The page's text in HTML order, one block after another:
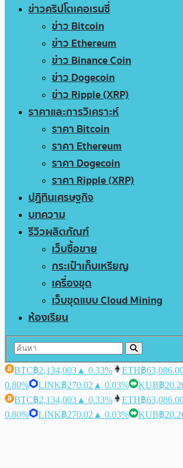
ข่าวคริปโตเคอเรนซี่
ข่าว Bitcoin
ข่าว Ethereum
ข่าว Binance Coin
ข่าว Dogecoin
ข่าว Ripple (XRP)
ราคาและการวิเคราะห์
ราคา Bitcoin
ราคา Ethereum
ราคา Dogecoin
ราคา Ripple (XRP)
ปฏิทินเศรษฐกิจ
บทความ
รีวิวผลิตภัณฑ์
เว็บซื้อขาย
กระเป๋าเก็บเหรียญ
เครื่องขุด
เว็บขุดแบบ Cloud Mining
ห้องเรียน
BTC฿2,134,003 ▲ 0.33% ETH฿
0.80%
LINK฿270.02 ▲ 0.03% KUB฿
BTC฿2,134,003 ▲ 0.33% ETH฿
0.80%
LINK฿270.02 ▲ 0.03% KUB฿